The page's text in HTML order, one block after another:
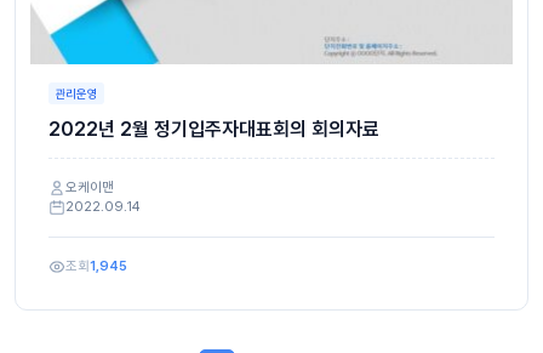
관리운영
2022년 2월 정기입주자대표회의 회의자료
오케이맨
2022.09.14
조회1,945